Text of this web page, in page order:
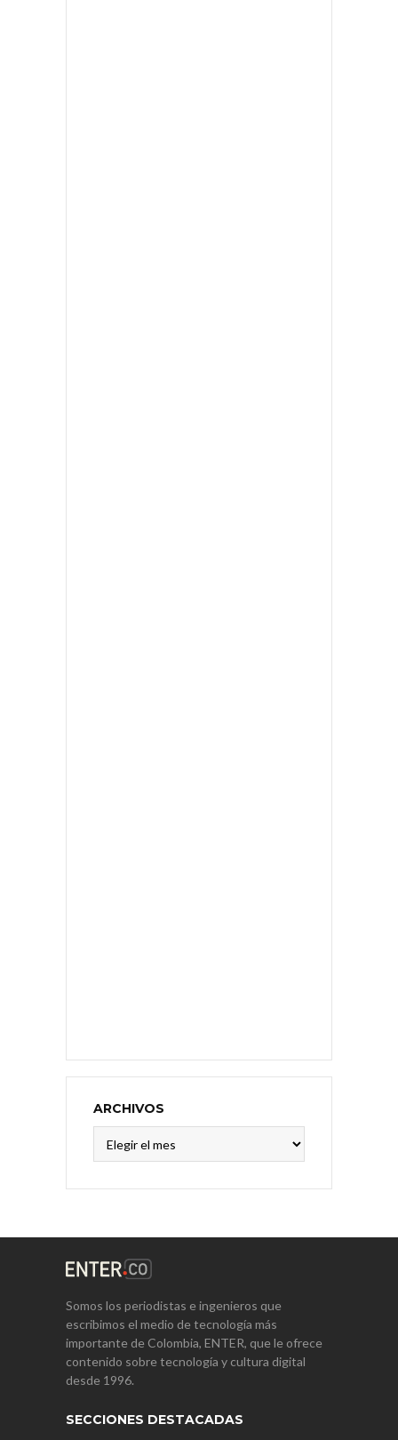
ARCHIVOS
Somos los periodistas e ingenieros que
escribimos el medio de tecnología más
importante de Colombia, ENTER, que le ofrece
contenido sobre tecnología y cultura digital
desde 1996.
SECCIONES DESTACADAS